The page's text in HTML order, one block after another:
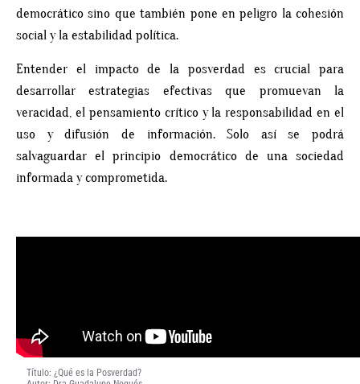
democrático sino que también pone en peligro la cohesión
social y la estabilidad política.
Entender el impacto de la posverdad es crucial para
desarrollar estrategias efectivas que promuevan la
veracidad, el pensamiento crítico y la responsabilidad en el
uso y difusión de información. Solo así se podrá
salvaguardar el principio democrático de una sociedad
informada y comprometida.
Título: ¿Qué es la Posverdad?